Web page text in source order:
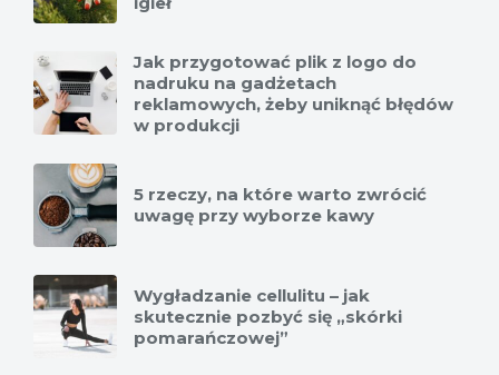
Jak przygotować plik z logo do
nadruku na gadżetach
reklamowych, żeby uniknąć błędów
w produkcji
5 rzeczy, na które warto zwrócić
uwagę przy wyborze kawy
Wygładzanie cellulitu – jak
skutecznie pozbyć się „skórki
pomarańczowej”